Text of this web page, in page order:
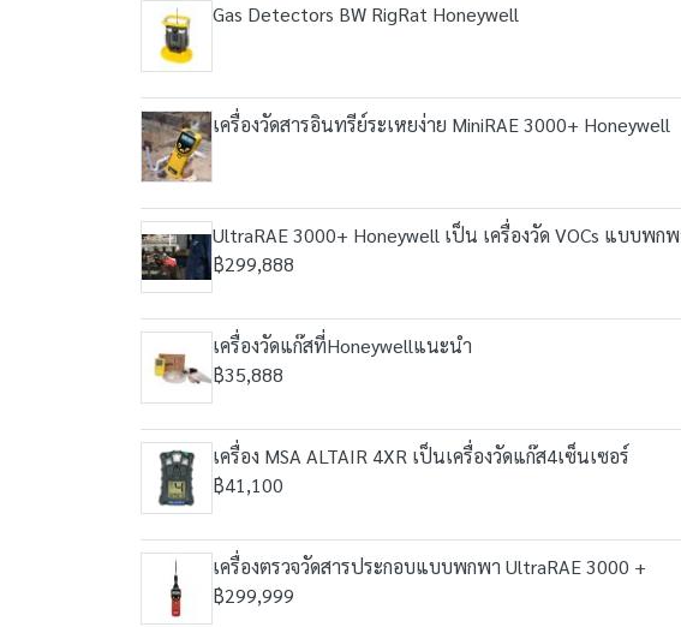
Gas Detectors BW RigRat Honeywell
เครื่องวัดสารอินทรีย์ระเหยง่าย MiniRAE 3000+ Honeywell
UltraRAE 3000+ Honeywell เป็น เครื่องวัด VOCs แบบ
฿299,888
เครื่องวัดแก๊สที่Honeywellแนะนำ
฿35,888
เครื่อง MSA ALTAIR 4XR เป็นเครื่องวัดแก๊ส4เซ็นเซอร์
฿41,100
เครื่องตรวจวัดสารประกอบแบบพกพา UltraRAE 3000 +
฿299,999